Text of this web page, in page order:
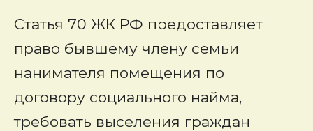
Статья 70 ЖК РФ предоставляет
право бывшему члену семьи
нанимателя помещения по
договору социального найма,
требовать выселения граждан